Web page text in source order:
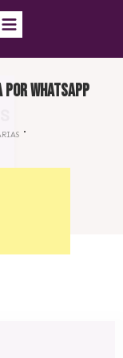
por whatsapp